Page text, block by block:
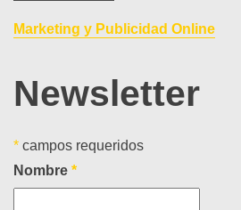
Marketing y Publicidad Online
Newsletter
* campos requeridos
Nombre *